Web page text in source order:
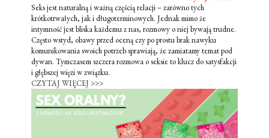
Seks jest naturalną i ważną częścią relacji – zarówno tych
krótkotrwałych, jak i długoterminowych. Jednak mimo że
intymność jest bliska każdemu z nas, rozmowy o niej bywają trudne.
Często wstyd, obawy przed oceną czy po prostu brak nawyku
komunikowania swoich potrzeb sprawiają, że zamiatamy temat pod
dywan. Tymczasem szczera rozmowa o seksie to klucz do satysfakcji
i głębszej więzi w związku.
CZYTAJ WIĘCEJ >>>